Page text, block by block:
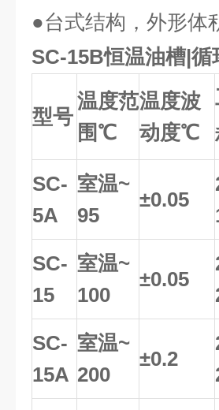
●台式结构，外形体
SC-15B恒温油槽|循
型号
温度范
围℃
温度波
动度℃
SC-
5A
室温~
95
±0.05
SC-
15
室温~
100
±0.05
SC-
15A
室温~
200
±0.2